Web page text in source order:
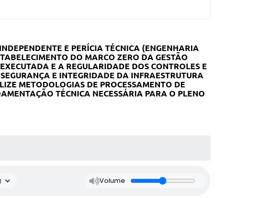
E PERÍCIA TÉCNICA (ENGENHARIA
DO MARCO ZERO DA GESTÃO
E A REGULARIDADE DOS CONTROLES E
E INTEGRIDADE DA INFRAESTRUTURA
METODOLOGIAS DE PROCESSAMENTO DE
TÉCNICA NECESSÁRIA PARA O PLENO
Volume